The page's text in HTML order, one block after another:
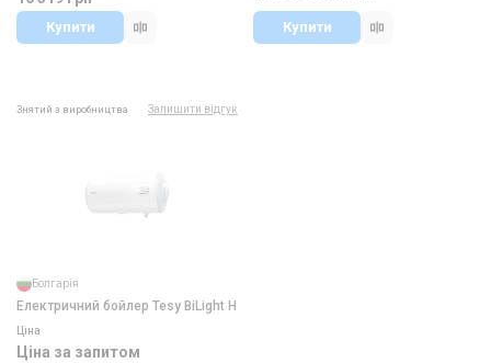
Купити Купити
Знятий з виробництва Залишити відгук
Болгарія
Електричний бойлер Tesy BiLight H
Ціна
Ціна за запитом